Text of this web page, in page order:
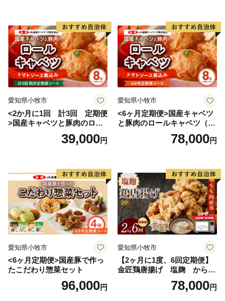
愛知県小牧市
<2か月に1回 計3回 定期便
>国産キャベツと豚肉のロー
ルキャベツ（4P入り）
39,000円
愛知県小牧市
<6ヶ月定期便>国産キャベツ
と豚肉のロールキャベツ（4P
78,000円
愛知県小牧市
<6ヶ月定期便>国産豚で作っ
たこだわり惣菜セット
96,000円
愛知県小牧市
【2ヶ月に1度、6回定期便】
金匠鶏唐揚げ 塩麹 からあ
78,000円